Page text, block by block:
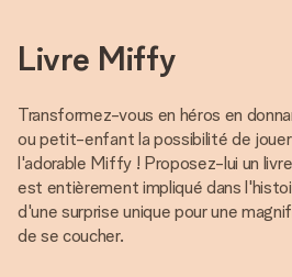
Livre Miffy
Transformez-vous en héros en
ou petit-enfant la possibilité de jouer
l'adorable Miffy ! Proposez-lui un
est entièrement impliqué dans
d'une surprise unique pour une
de se coucher.